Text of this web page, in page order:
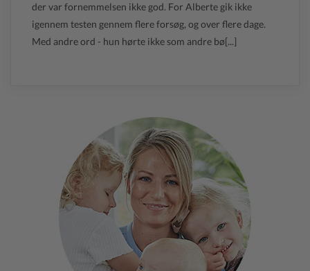
der var fornemmelsen ikke god. For Alberte gik ikke
igennem testen gennem flere forsøg, og over flere dage.
Med andre ord - hun hørte ikke som andre bø[...]